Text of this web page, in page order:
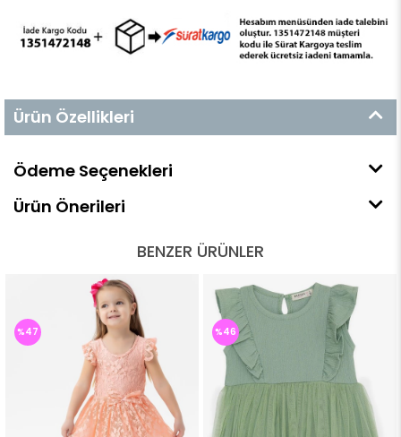
Ürün Özellikleri
Ödeme Seçenekleri
Ürün Önerileri
BENZER ÜRÜNLER
%47 %46